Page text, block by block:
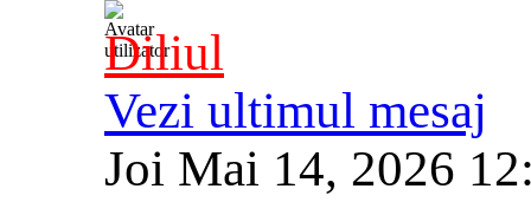
Diliul
Vezi ultimul mesaj
Joi Mai 14, 2026